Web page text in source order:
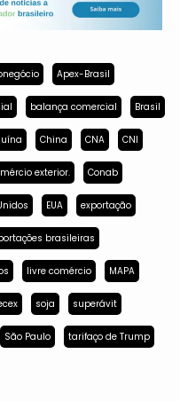
Apex-Brasil
balança comercial Brasil
China CNA CNI
exterior. Conab
EUA exportação
brasileiras
livre comércio MAPA
soja superávit
São Paulo tarifaço de Trump